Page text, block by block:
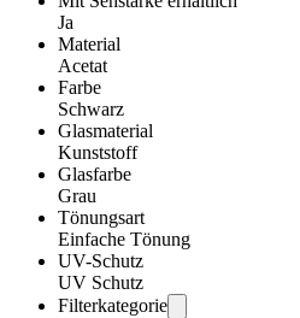
Ja
Material
Acetat
Farbe
Schwarz
Glasmaterial
Kunststoff
Glasfarbe
Grau
Tönungsart
Einfache Tönung
UV-Schutz
UV Schutz
Filterkategorie